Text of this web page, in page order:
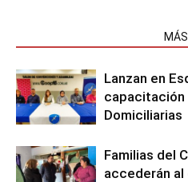
Lanzan en
capacitación
Domiciliarias
Familias del
accederán al